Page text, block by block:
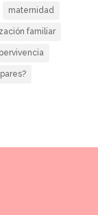
maternidad
familiar